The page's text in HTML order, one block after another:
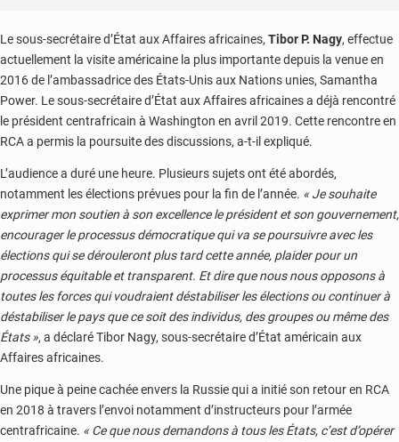
Le sous-secrétaire d’État aux Affaires africaines, Tibor P. Nagy, effectue
actuellement la visite américaine la plus importante depuis la venue en
2016 de l’ambassadrice des États-Unis aux Nations unies, Samantha
Power. Le sous-secrétaire d’État aux Affaires africaines a déjà rencontré
le président centrafricain à Washington en avril 2019. Cette rencontre en
RCA a permis la poursuite des discussions, a-t-il expliqué.
L’audience a duré une heure. Plusieurs sujets ont été abordés,
notamment les élections prévues pour la fin de l’année. « Je souhaite
exprimer mon soutien à son excellence le président et son gouvernement,
encourager le processus démocratique qui va se poursuivre avec les
élections qui se dérouleront plus tard cette année, plaider pour un
processus équitable et transparent. Et dire que nous nous opposons à
toutes les forces qui voudraient déstabiliser les élections ou continuer à
déstabiliser le pays que ce soit des individus, des groupes ou même des
États », a déclaré Tibor Nagy, sous-secrétaire d’État américain aux
Affaires africaines.
Une pique à peine cachée envers la Russie qui a initié son retour en RCA
en 2018 à travers l’envoi notamment d’instructeurs pour l’armée
centrafricaine. « Ce que nous demandons à tous les États, c’est d’opérer